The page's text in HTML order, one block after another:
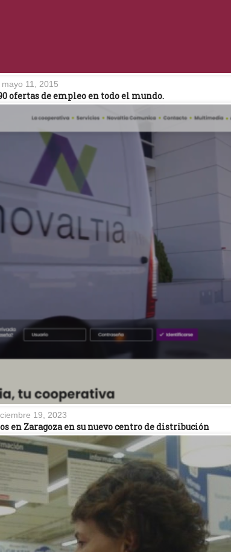
mayo 11, 2015
ofertas de empleo en todo el mundo.
19, 2023
en Zaragoza en su nuevo centro de distribución